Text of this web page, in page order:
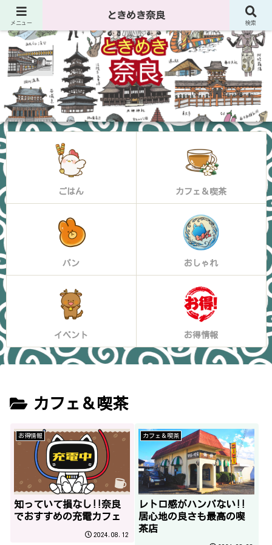
ごはん カフェ＆喫茶
パン おしゃれ
イベント お得情報
カフェ＆喫茶
お得情報
知っていて損なし!!奈良
でおすすめの充電カフェ
2024.08.12
カフェ＆喫茶
レトロ感がハンパない!!
居心地の良さも最高の喫
茶店
メニュー
ときめき奈良
検索